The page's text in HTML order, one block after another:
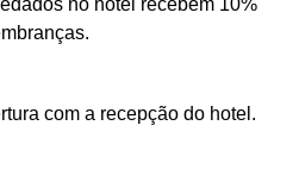
com a recepção do hotel.